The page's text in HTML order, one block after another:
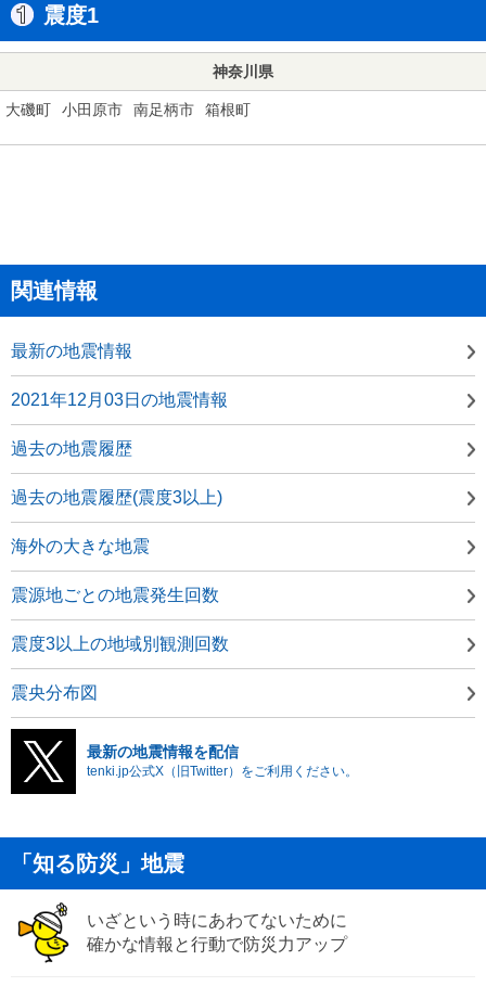
震度1
神奈川県
大磯町 小田原市 南足柄市 箱根町
関連情報
最新の地震情報
2021年12月03日の地震情報
過去の地震履歴
過去の地震履歴(震度3以上)
海外の大きな地震
震源地ごとの地震発生回数
震度3以上の地域別観測回数
震央分布図
最新の地震情報を配信
tenki.jp公式X（旧Twitter）をご利用ください。
「知る防災」地震
いざという時にあわてないために
確かな情報と行動で防災力アップ